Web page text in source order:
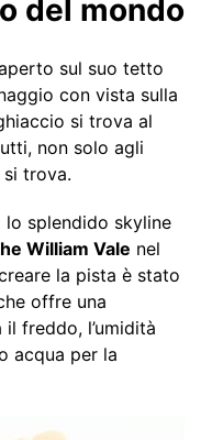
del mondo
sul suo tetto
con vista sulla
si trova al
non solo agli
trova.
lo splendido skyline
William Vale nel
la pista è stato
offre una
freddo, l’umidità
acqua per la